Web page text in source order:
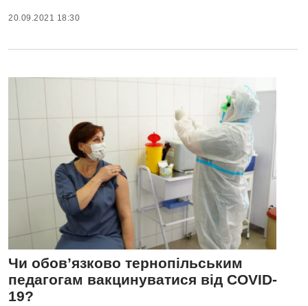
20.09.2021 18:30
Чи обов’язково тернопільським
педагогам вакцинуватися від COVID-
19?